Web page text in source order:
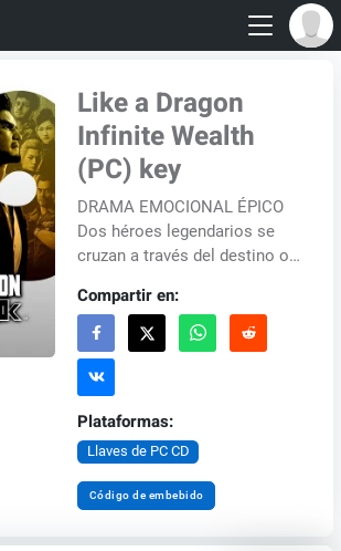
Like a Dragon
Infinite Wealth
(PC) key
DRAMA EMOCIONAL ÉPICO
Dos héroes legendarios se
cruzan a través del destino o
oscura... Ichiban Kasuga, el
tenaz perdedor fam...
Compartir en:
Plataformas:
Llaves de PC CD
Código de embebido